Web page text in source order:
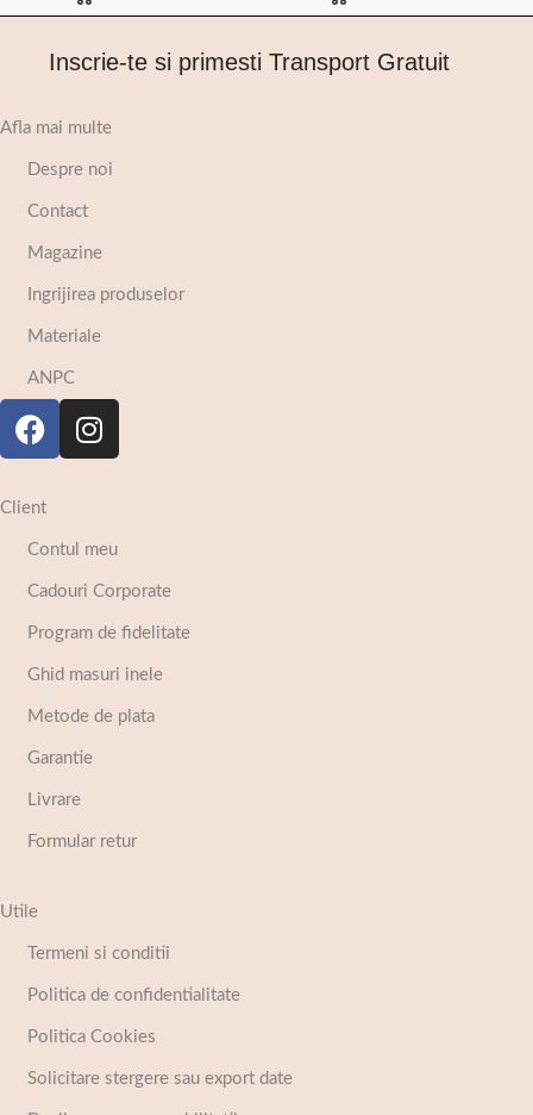
Inscrie-te si primesti Transport Gratuit
Afla mai multe
Despre noi
Contact
Magazine
Ingrijirea produselor
Materiale
ANPC
Client
Contul meu
Cadouri Corporate
Program de fidelitate
Ghid masuri inele
Metode de plata
Garantie
Livrare
Formular retur
Utile
Termeni si conditii
Politica de confidentialitate
Politica Cookies
Solicitare stergere sau export date